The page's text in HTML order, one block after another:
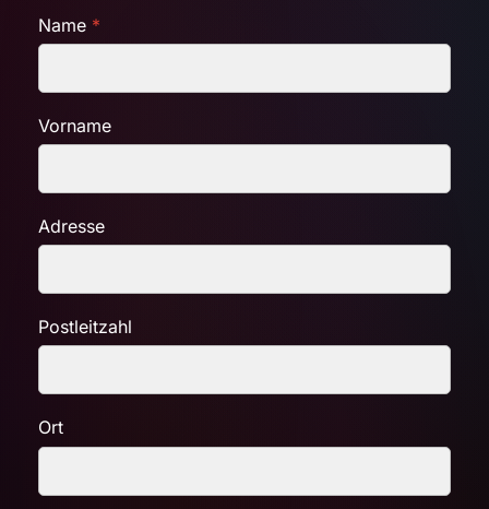
Name *
Vorname
Adresse
Postleitzahl
Ort